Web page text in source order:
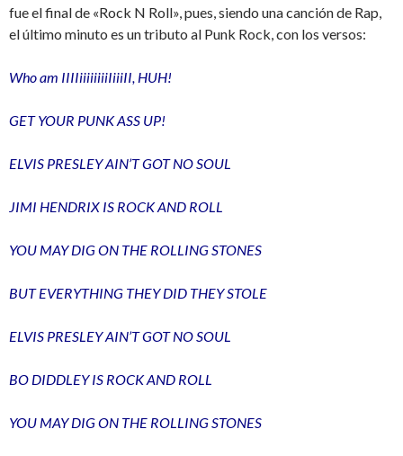
fue el final de «Rock N Roll», pues, siendo una canción de Rap,
el último minuto es un tributo al Punk Rock, con los versos:
Who am IIIIiiiiiiiiIiiiII, HUH!
GET YOUR PUNK ASS UP!
ELVIS PRESLEY AIN’T GOT NO SOUL
JIMI HENDRIX IS ROCK AND ROLL
YOU MAY DIG ON THE ROLLING STONES
BUT EVERYTHING THEY DID THEY STOLE
ELVIS PRESLEY AIN’T GOT NO SOUL
BO DIDDLEY IS ROCK AND ROLL
YOU MAY DIG ON THE ROLLING STONES